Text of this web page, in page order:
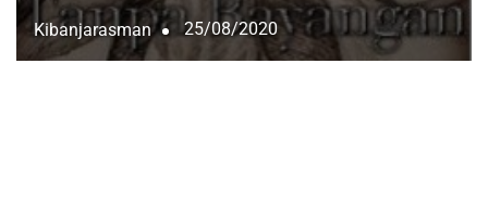
Kibanjarasman 25/08/2020